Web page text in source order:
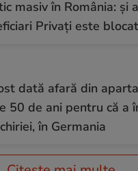
masiv în România: și
Privați este
dată afară din
50 de ani pentru că a
în Germania